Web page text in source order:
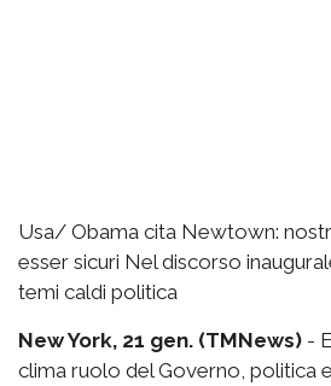
Usa/ Obama cita Newtown:
esser sicuri Nel discorso
temi caldi politica
New York, 21 gen. (TMNews) -
clima ruolo del Governo, politica